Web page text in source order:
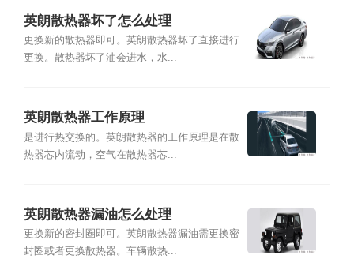
英朗散热器坏了怎么处理
更换新的散热器即可。英朗散热器坏了直接进行
更换。散热器坏了油会进水，水...
英朗散热器工作原理
是进行热交换的。英朗散热器的工作原理是在散
热器芯内流动，空气在散热器芯...
英朗散热器漏油怎么处理
更换新的密封圈即可。英朗散热器漏油需更换密
封圈或者更换散热器。车辆散热...